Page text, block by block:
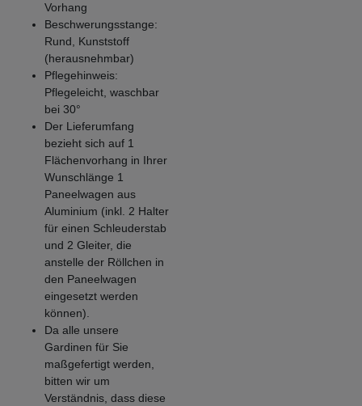
Vorhang
Beschwerungsstange:
Rund, Kunststoff
(herausnehmbar)
Pflegehinweis:
Pflegeleicht, waschbar
bei 30°
Der Lieferumfang
bezieht sich auf 1
Flächenvorhang in Ihrer
Wunschlänge 1
Paneelwagen aus
Aluminium (inkl. 2 Halter
für einen Schleuderstab
und 2 Gleiter, die
anstelle der Röllchen in
den Paneelwagen
eingesetzt werden
können).
Da alle unsere
Gardinen für Sie
maßgefertigt werden,
bitten wir um
Verständnis, dass diese